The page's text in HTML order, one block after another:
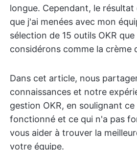
longue. Cependant, le
que j'ai menées avec mon
sélection de 15 outils OKR que
considérons comme la crème
Dans cet article, nous
connaissances et notre
gestion OKR, en soulignant ce
fonctionné et ce qui n'a pas
vous aider à trouver la
votre équipe.